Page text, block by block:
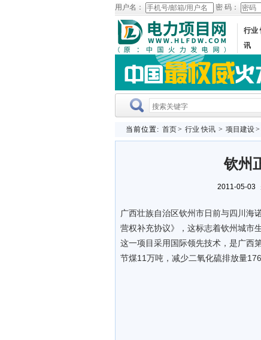
用户名： 密 码：
行业
讯
当前位置: 首页> 行业 快讯 > 项目建设>
钦州
2011-05-03
广西壮族自治区钦州市日前与四川海
营权补充协议》，这标志着钦州城市
这一项目采用国际领先技术，是广西
节煤11万吨，减少二氧化硫排放量